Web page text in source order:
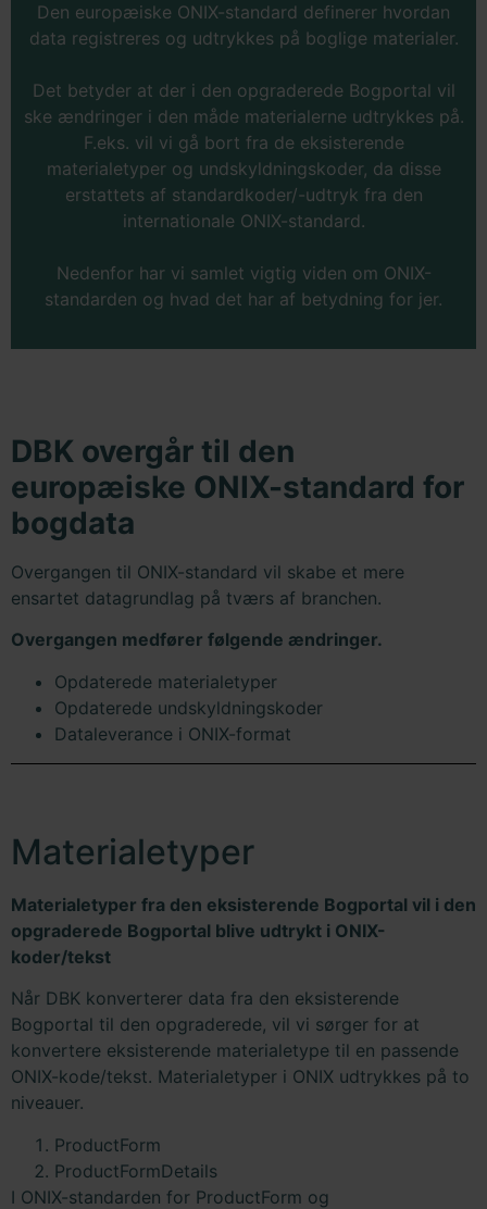
Den europæiske ONIX-standard definerer hvordan
data registreres og udtrykkes på boglige materialer.
Det betyder at der i den opgraderede Bogportal vil
ske ændringer i den måde materialerne udtrykkes på.
F.eks. vil vi gå bort fra de eksisterende
materialetyper og undskyldningskoder, da disse
erstattets af standardkoder/-udtryk fra den
internationale ONIX-standard.
Nedenfor har vi samlet vigtig viden om ONIX-
standarden og hvad det har af betydning for jer.
DBK overgår til den
europæiske ONIX-standard for
bogdata
​Overgangen til ONIX-standard vil skabe et mere
ensartet datagrundlag på tværs af branchen.
Overgangen medfører følgende ændringer.
Opdaterede materialetyper
Opdaterede undskyldningskoder
Dataleverance i ONIX-format
Materialetyper
Materialetyper fra den eksisterende Bogportal vil i den
opgraderede Bogportal blive udtrykt i ONIX-
koder/tekst
Når DBK konverterer data fra den eksisterende
Bogportal til den opgraderede, vil vi sørger for at
konvertere eksisterende materialetype til en passende
ONIX-kode/tekst. Materialetyper i ONIX udtrykkes på to
niveauer.
ProductForm
ProductFormDetails
I ONIX-standarden for ProductForm og